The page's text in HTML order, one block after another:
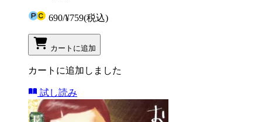
690/¥759(税込)
カートに追加
カートに追加しました
試し読み